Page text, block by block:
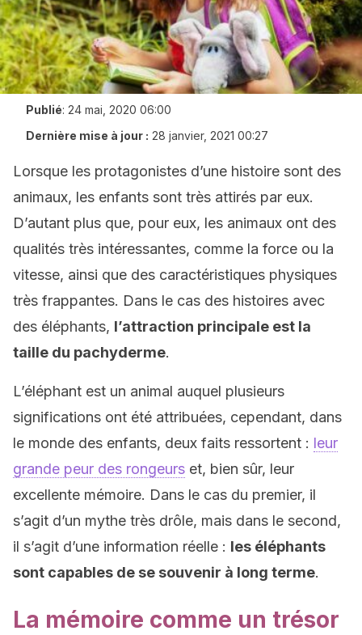
Publié: 24 mai, 2020 06:00
Dernière mise à jour : 28 janvier, 2021 00:27
Lorsque les protagonistes d’une histoire sont des
animaux, les enfants sont très attirés par eux.
D’autant plus que, pour eux, les animaux ont des
qualités très intéressantes, comme la force ou la
vitesse, ainsi que des caractéristiques physiques
très frappantes. Dans le cas des histoires avec
des éléphants, l’attraction principale est la
taille du pachyderme.
L’éléphant est un animal auquel plusieurs
significations ont été attribuées, cependant, dans
le monde des enfants, deux faits ressortent : leur
grande peur des rongeurs et, bien sûr, leur
excellente mémoire. Dans le cas du premier, il
s’agit d’un mythe très drôle, mais dans le second,
il s’agit d’une information réelle : les éléphants
sont capables de se souvenir à long terme.
La mémoire comme un trésor